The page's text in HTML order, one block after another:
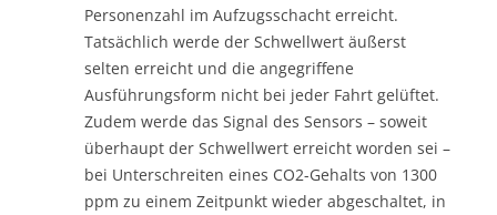
Personenzahl im Aufzugsschacht erreicht.
Tatsächlich werde der Schwellwert äußerst
selten erreicht und die angegriffene
Ausführungsform nicht bei jeder Fahrt gelüftet.
Zudem werde das Signal des Sensors – soweit
überhaupt der Schwellwert erreicht worden sei –
bei Unterschreiten eines CO2-Gehalts von 1300
ppm zu einem Zeitpunkt wieder abgeschaltet, in